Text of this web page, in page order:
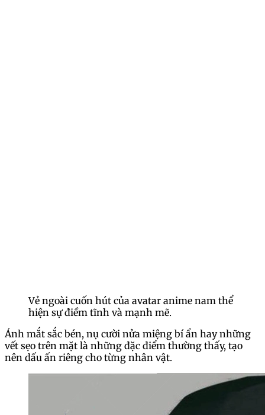
Vẻ ngoài cuốn hút của avatar anime nam thể
hiện sự điềm tĩnh và mạnh mẽ.
Ánh mắt sắc bén, nụ cười nửa miệng bí ẩn hay những
vết sẹo trên mặt là những đặc điểm thường thấy, tạo
nên dấu ấn riêng cho từng nhân vật.